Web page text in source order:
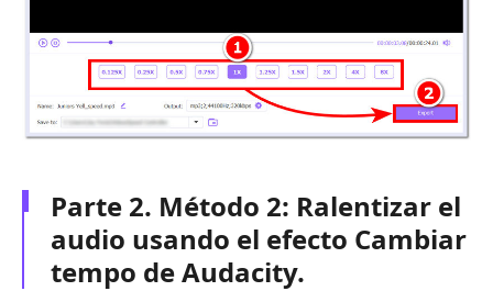
Parte 2. Método 2: Ralentizar el
audio usando el efecto Cambiar
tempo de Audacity.